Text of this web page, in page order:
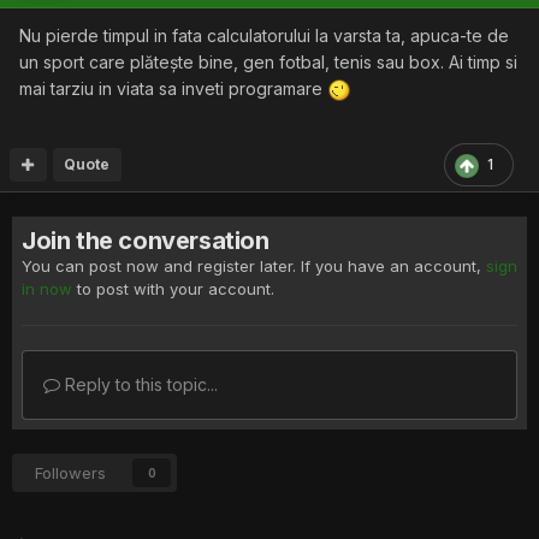
Nu pierde timpul in fata calculatorului la varsta ta, apuca-te de
un sport care plătește bine, gen fotbal, tenis sau box. Ai timp si
mai tarziu in viata sa inveti programare
1
Quote
Join the conversation
You can post now and register later. If you have an account, sign
in now to post with your account.
Reply to this topic...
Followers 0